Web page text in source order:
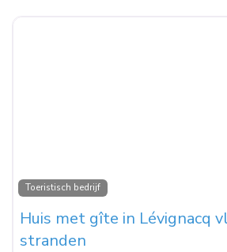
Toeristisch bedrijf
Huis met gîte in Lévignacq
stranden